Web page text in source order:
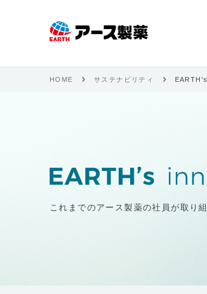
HOME サステナビリティ
これまでのアース製薬の社員が取り